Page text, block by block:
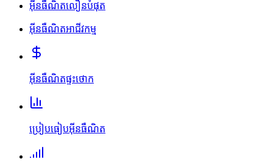
អ៊ីនធឺណិតលឿនបំផុត
អ៊ីនធឺណិតអាជីវកម្ម
អ៊ីនធឺណិតផ្ទះថោក
ប្រៀបធៀបអ៊ីនធឺណិត